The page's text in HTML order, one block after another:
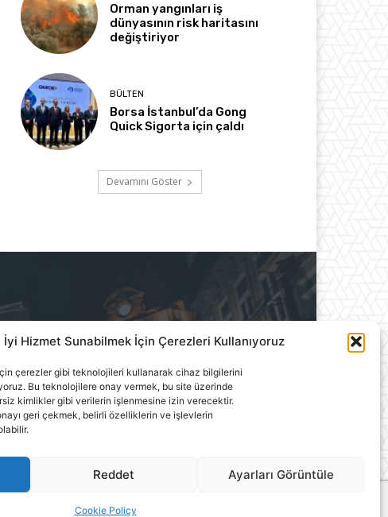
İyi Hizmet Sunabilmek İçin Çerezleri Kullanıyoruz
çerezler gibi teknolojileri kullanarak cihaz bilgilerini
Bu teknolojilere onay vermek, bu site üzerinde
kimlikler gibi verilerin işlenmesine izin verecektir.
geri çekmek, belirli özelliklerin ve işlevlerin
Reddet Ayarları Görüntüle
Cookie Policy
Orman yangınları iş
dünyasının risk haritasını
değiştiriyor
BÜLTEN
Borsa İstanbul’da Gong
Quick Sigorta için çaldı
Devamını Göster
A.Ş.'ye aittir. Hiçbir
kullanılamaz.